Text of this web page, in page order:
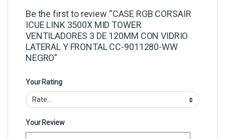
Be the first to review “CASE RGB CORSAIR
ICUE LINK 3500X MID TOWER
VENTILADORES 3 DE 120MM CON VIDRIO
LATERAL Y FRONTAL CC-9011280-WW
NEGRO”
Your Rating
Your Review